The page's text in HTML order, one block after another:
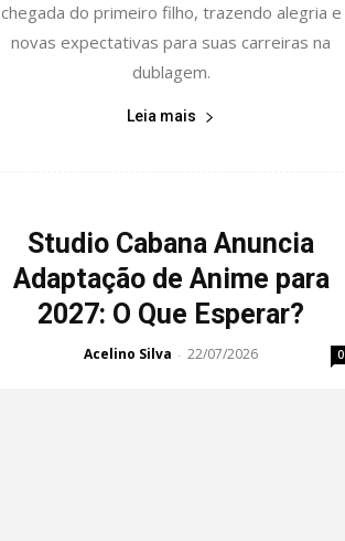
chegada do primeiro filho, trazendo alegria e
novas expectativas para suas carreiras na
dublagem.
Leia mais
Studio Cabana Anuncia
Adaptação de Anime para
2027: O Que Esperar?
Acelino Silva - 22/07/2026 0